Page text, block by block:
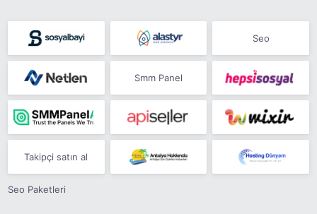
Seo
Smm Panel
Takipçi satın al
Seo Paketleri